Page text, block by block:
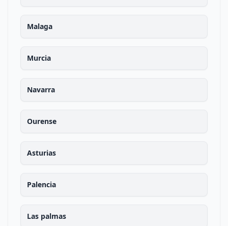
Malaga
Murcia
Navarra
Ourense
Asturias
Palencia
Las palmas